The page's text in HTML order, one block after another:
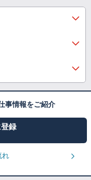
事情報をご紹介
録
れ